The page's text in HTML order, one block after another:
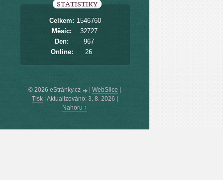
STATISTIKY
Online: 26
Celkem: 1546760
Měsíc:
32727
Den:
967
© 2026 eStránky.cz WebSlice
Tisk| Aktualizováno: 3. 8. 2026
Nahoru ↑